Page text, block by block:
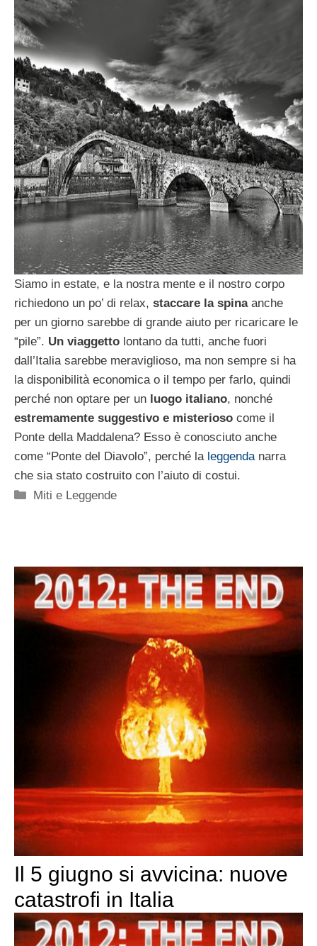
Siamo in estate, e la nostra mente e il nostro corpo
richiedono un po’ di relax, staccare la spinaanche
per un giorno sarebbe di grande aiuto per ricaricare le
“pile”. Un viaggetto lontano da tutti, anche fuori
dall’Italia sarebbe meraviglioso, ma non sempre si ha
la disponibilità economica o il tempo per farlo, quindi
perché non optare per un luogo italiano, nonché
estremamente suggestivo e misterioso come il
Ponte della Maddalena? Esso è conosciuto anche
come “Ponte del Diavolo”, perché la leggenda narra
che sia stato costruito con l’aiuto di costui.
Categorie
Miti e Leggende
Il 5 giugno si avvicina: nuove
catastrofi in Italia